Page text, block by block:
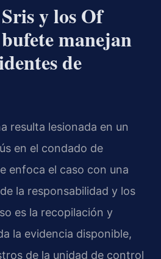
y los Of
manejan
de
resulta lesionada en un
en el condado de
enfoca el caso con una
la responsabilidad y los
es la recopilación y
la evidencia disponible,
de la unidad de control